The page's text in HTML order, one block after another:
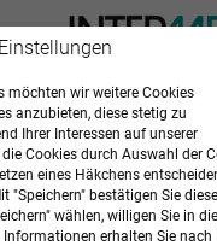
3Elemente
ARZTBEDARF
möchten wir weitere Cookies
anzubieten, diese stetig zu
Ihrer Interessen auf unserer
Cookies durch Auswahl der
eines Häkchens
"Speichern" bestätigen Sie diese
wählen, willigen Sie in die
erhalten Sie nach